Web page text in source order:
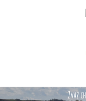
Zväz